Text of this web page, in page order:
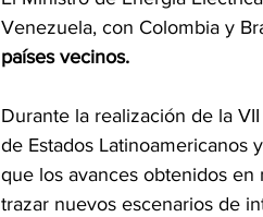
Venezuela, con Colombia y
países vecinos.
Durante la realización de la
de Estados Latinoamericanos
que los avances obtenidos
trazar nuevos escenarios de